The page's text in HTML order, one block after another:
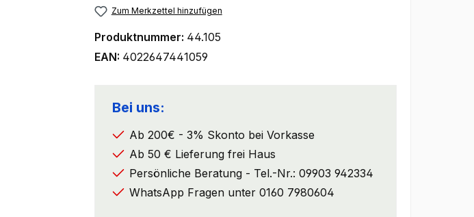
Zum Merkzettel hinzufügen
Produktnummer: 44.105
EAN: 4022647441059
Bei uns:
Ab 200€ - 3% Skonto bei Vorkasse
Ab 50 € Lieferung frei Haus
Persönliche Beratung - Tel.-Nr.: 09903 942334
WhatsApp Fragen unter 0160 7980604